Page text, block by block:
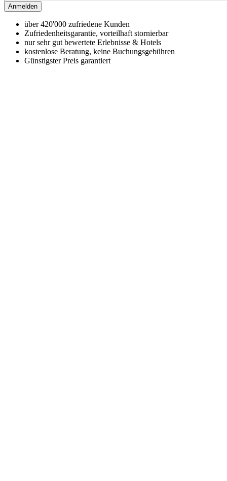
Anmelden
über 420'000 zufriedene Kunden
Zufriedenheitsgarantie, vorteilhaft stornierbar
nur sehr gut bewertete Erlebnisse & Hotels
kostenlose Beratung, keine Buchungsgebühren
Günstigster Preis garantiert